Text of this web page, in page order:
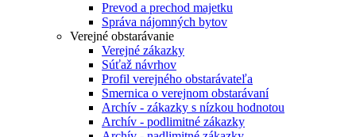
Prevod a prechod majetku
Správa nájomných bytov
Verejné obstarávanie
Verejné zákazky
Súťaž návrhov
Profil verejného obstarávateľa
Smernica o verejnom obstarávaní
Archív - zákazky s nízkou hodnotou
Archív - podlimitné zákazky